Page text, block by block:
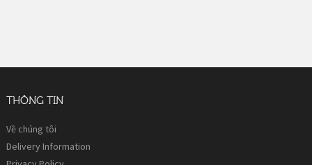
THÔNG TIN
Về chúng tôi
Delivery Information